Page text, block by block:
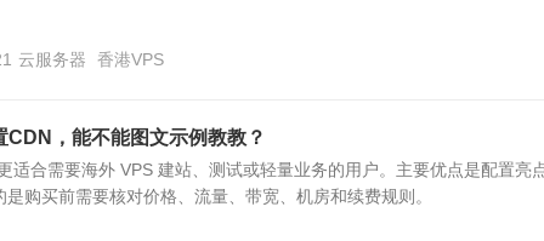
云服务器 香港VPS
，能不能图文示例教教？
适合需要海外 VPS 建站、测试或轻量业务的用户。主要优点是配置亮
购买前需要核对价格、流量、带宽、机房和续费规则。